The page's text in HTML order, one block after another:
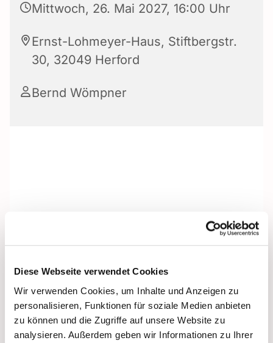
Diese Webseite verwendet Cookies
Wir verwenden Cookies, um Inhalte und Anzeigen zu
personalisieren, Funktionen für soziale Medien anbieten
zu können und die Zugriffe auf unsere Website zu
analysieren. Außerdem geben wir Informationen zu Ihrer
Mittwoch, 26. Mai 2027, 16:00 Uhr
Ernst-Lohmeyer-Haus, Stiftbergstr.
30, 32049 Herford
Bernd Wömpner